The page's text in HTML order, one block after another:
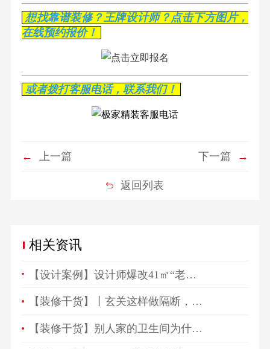
想找靠谱装修？王牌设计师？点击下方图片，
在线预约报价！
或者拨打客服电话，联系我们！
← 上一篇 下一篇 →
返回列表
相关资讯
【设计案例】设计师爆改41㎡“老破小”，一房变三房，住祖孙三代五口人不拥挤！
【装修干货】丨玄关这样做隔断，一进门就被惊艳！
【装修干货】别人家的卫生间为什么总是这么好看？